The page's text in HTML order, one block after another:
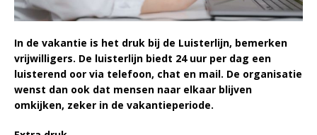
In de vakantie is het druk bij de Luisterlijn, bemerken
vrijwilligers. De luisterlijn biedt 24 uur per dag een
luisterend oor via telefoon, chat en mail. De organisatie
wenst dan ook dat mensen naar elkaar blijven
omkijken, zeker in de vakantieperiode.